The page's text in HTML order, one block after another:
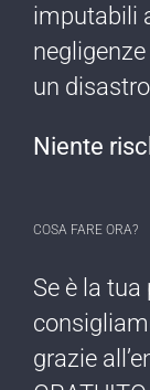
imputabili
un
Niente
COSA FARE ORA?
Se è la
grazie